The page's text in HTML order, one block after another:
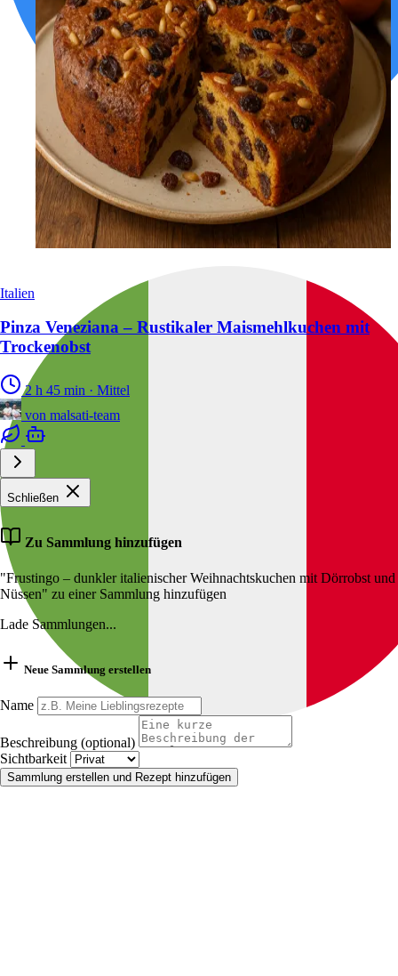
Italien
Pinza Veneziana – Rustikaler Maismehlkuchen mit
Trockenobst
2 h 45 min · Mittel
von malsati-team
Schließen
Zu Sammlung hinzufügen
"Frustingo – dunkler italienischer Weihnachtskuchen mit Dörrobst und
Nüssen" zu einer Sammlung hinzufügen
Lade Sammlungen...
Neue Sammlung erstellen
Name
Beschreibung (optional)
Sichtbarkeit
Sammlung erstellen und Rezept hinzufügen